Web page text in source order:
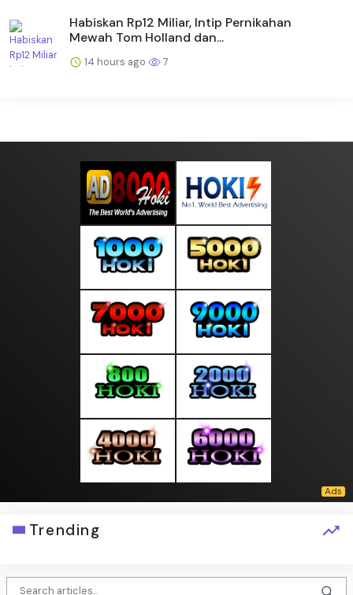
Habiskan Rp12 Miliar, Intip Pernikahan
Mewah Tom Holland dan...
14 hours ago 7
Trending